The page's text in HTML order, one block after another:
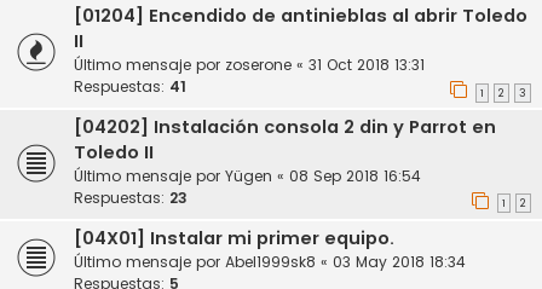
[01204] Encendido de antinieblas al abrir Toledo
II
Último mensaje por zoserone « 31 Oct 2018 13:31
Respuestas: 41 1 2 3
[04202] Instalación consola 2 din y Parrot en
Toledo II
Último mensaje por Yügen « 08 Sep 2018 16:54
Respuestas: 23 1 2
[04X01] Instalar mi primer equipo.
Último mensaje por Abel1999sk8 « 03 May 2018 18:34
Respuestas: 5